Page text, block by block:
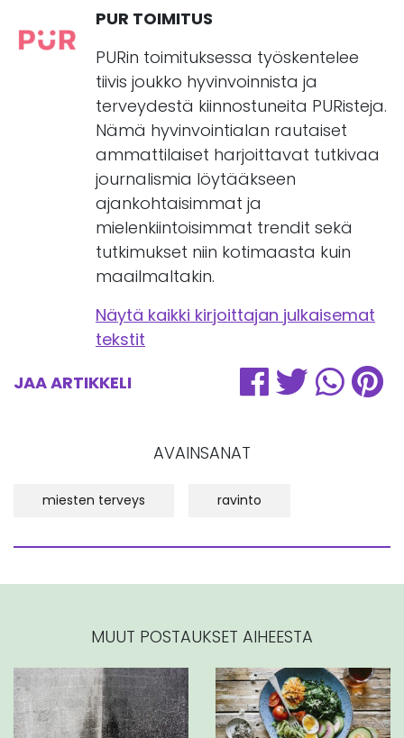
PUR TOIMITUS
PURin toimituksessa työskentelee
tiivis joukko hyvinvoinnista ja
terveydestä kiinnostuneita PURisteja.
Nämä hyvinvointialan rautaiset
ammattilaiset harjoittavat tutkivaa
journalismia löytääkseen
ajankohtaisimmat ja
mielenkiintoisimmat trendit sekä
tutkimukset niin kotimaasta kuin
maailmaltakin.
Näytä kaikki kirjoittajan julkaisemat
tekstit
JAA ARTIKKELI
AVAINSANAT
miesten terveys ravinto
MUUT POSTAUKSET AIHEESTA